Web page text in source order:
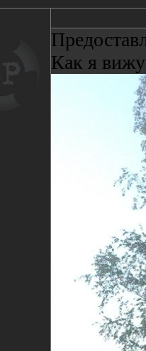
Как я вижу